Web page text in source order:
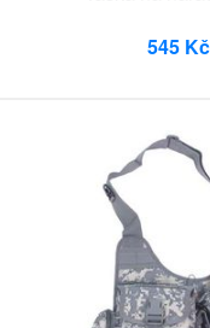
545 Kč